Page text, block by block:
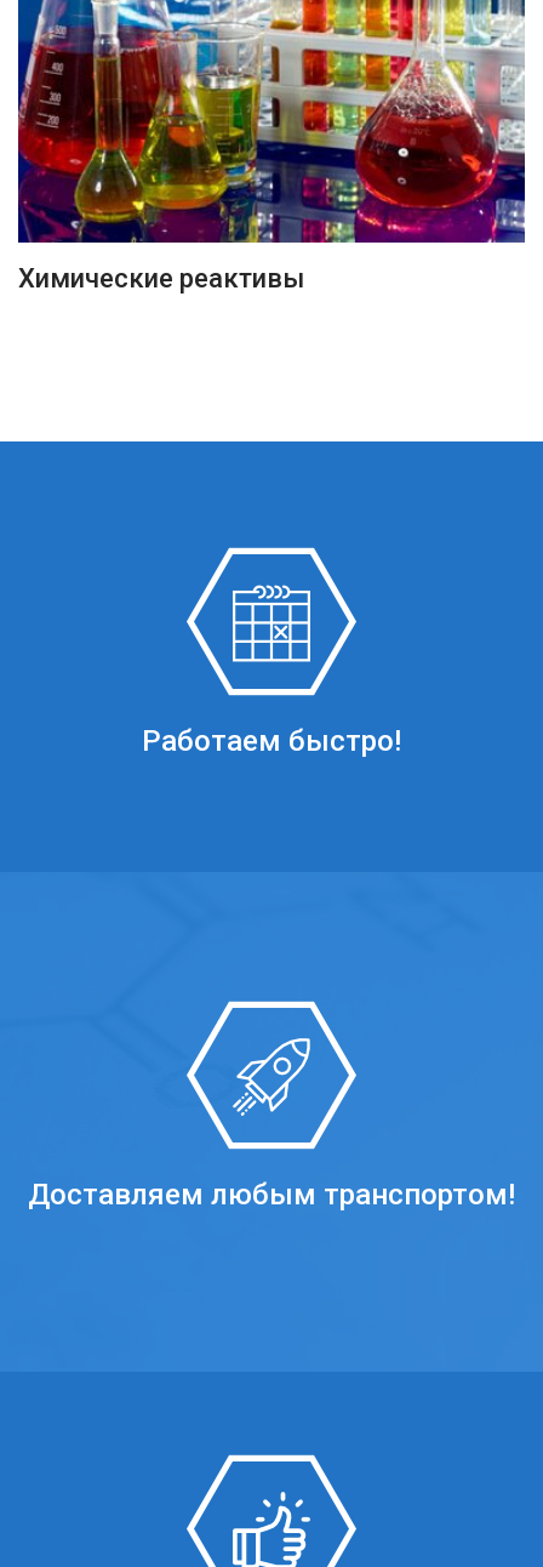
ПОДРОБНЕЕ
Химические реактивы
Работаем быстро!
Доставляем любым транспортом!